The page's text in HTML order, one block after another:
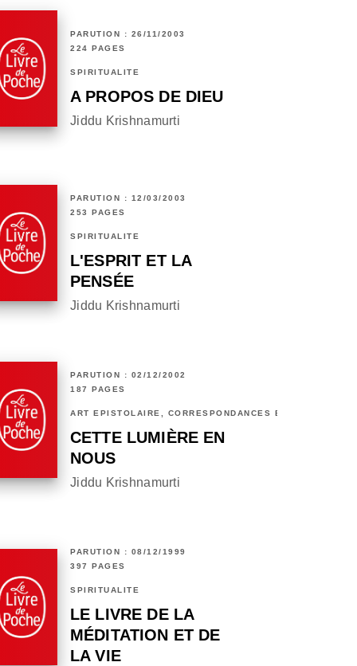
PARUTION : 26/11/2003
224 PAGES
SPIRITUALITÉ
A PROPOS DE DIEU
Jiddu Krishnamurti
PARUTION : 12/03/2003
253 PAGES
SPIRITUALITÉ
L'ESPRIT ET LA
PENSÉE
Jiddu Krishnamurti
PARUTION : 02/12/2002
187 PAGES
ART ÉPISTOLAIRE, CORRESPONDANCES ET CHRONIQUES
CETTE LUMIÈRE EN
NOUS
Jiddu Krishnamurti
PARUTION : 08/12/1999
397 PAGES
SPIRITUALITÉ
LE LIVRE DE LA
MÉDITATION ET DE
LA VIE